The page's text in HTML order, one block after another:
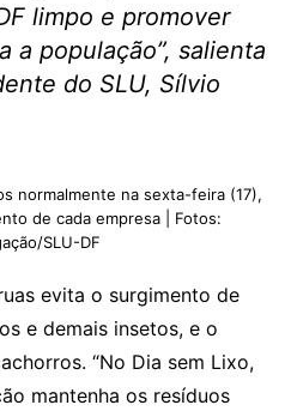
limpo e promover
a população”, salienta
do SLU, Sílvio
normalmente na sexta-feira (17),
de cada empresa | Fotos:
SLU-DF
evita o surgimento de
e demais insetos, e o
“No Dia sem Lixo,
mantenha os resíduos